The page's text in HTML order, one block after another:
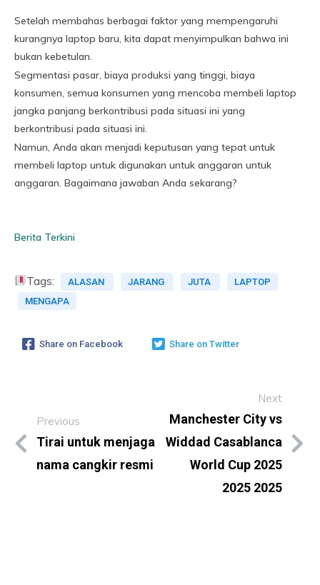
Setelah membahas berbagai faktor yang mempengaruhi
kurangnya laptop baru, kita dapat menyimpulkan bahwa ini
bukan kebetulan.
Segmentasi pasar, biaya produksi yang tinggi, biaya
konsumen, semua konsumen yang mencoba membeli laptop
jangka panjang berkontribusi pada situasi ini yang
berkontribusi pada situasi ini.
Namun, Anda akan menjadi keputusan yang tepat untuk
membeli laptop untuk digunakan untuk anggaran untuk
anggaran. Bagaimana jawaban Anda sekarang?
Berita Terkini
Tags: ALASAN JARANG JUTA
LAPTOP
MENGAPA
Share on Facebook Share on Twitter
Previous
Tirai untuk menjaga
nama cangkir resmi
Next
Manchester City vs
Widdad Casablanca
World Cup 2025
2025 2025